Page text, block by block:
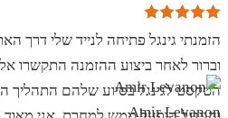
הזמנתי גינגל פתיחה לנייד שלי דרך
וברור לאחר ביצוע ההזמנה התקשרו
הטקסט לגינגל בסיוע שלהם התהליך
Amir Levanon